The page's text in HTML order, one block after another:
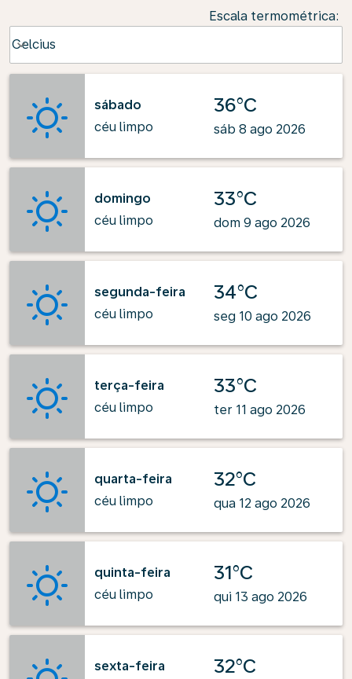
Escala termométrica:
Celcius
keyboard_arrow_down
sábado
céu limpo
36°C
sáb 8 ago 2026
domingo
céu limpo
33°C
dom 9 ago 2026
segunda-feira
céu limpo
34°C
seg 10 ago 2026
terça-feira
céu limpo
33°C
ter 11 ago 2026
quarta-feira
céu limpo
32°C
qua 12 ago 2026
quinta-feira
céu limpo
31°C
qui 13 ago 2026
sexta-feira
32°C